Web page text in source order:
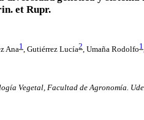
et Rupr.
Ana1, Gutiérrez Lucía2, Umaña Rodolfo1
Vegetal, Facultad de Agronomía.